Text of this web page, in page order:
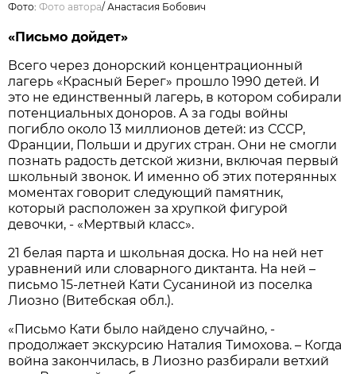
Фото:Фото автора/Анастасия Бобович
«Письмо дойдет»
Всего через донорский концентрационный
лагерь «Красный Берег» прошло 1990 детей. И
это не единственный лагерь, в котором собирали
потенциальных доноров. А за годы войны
погибло около 13 миллионов детей: из СССР,
Франции, Польши и других стран. Они не смогли
познать радость детской жизни, включая первый
школьный звонок. И именно об этих потерянных
моментах говорит следующий памятник,
который расположен за хрупкой фигурой
девочки, - «Мертвый класс».
21 белая парта и школьная доска. Но на ней нет
уравнений или словарного диктанта. На ней –
письмо 15-летней Кати Сусаниной из поселка
Лиозно (Витебская обл.).
«Письмо Кати было найдено случайно, -
продолжает экскурсию Наталия Тимохова. – Когда
война закончилась, в Лиозно разбирали ветхий